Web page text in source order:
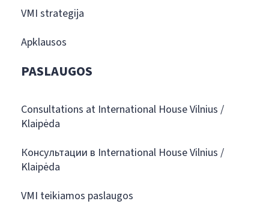
VMI strategija
Apklausos
PASLAUGOS
Consultations at International House Vilnius /
Klaipėda
Консультации в International House Vilnius /
Klaipėda
VMI teikiamos paslaugos